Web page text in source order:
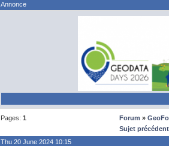
Annonce
Pages: 1 Forum »
Sujet précédent
Thu 20 June 2024 10:15